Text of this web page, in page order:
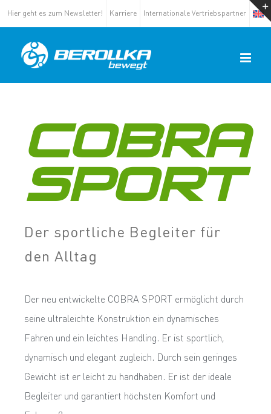
Hier geht es zum Newsletter! Karriere Internationale Vertriebspartner
COBRA
SPORT
Der sportliche Begleiter für
den Alltag
Der neu entwickelte COBRA SPORT ­ermöglicht durch
seine ultraleichte Konstruktion ein ­dynamisches
Fahren und ein leichtes Handling. Er ist sportlich,
dynamisch und elegant zugleich. Durch sein geringes
Gewicht ist er leicht zu handhaben. Er ist der ideale
Begleiter und ­garantiert höchsten Komfort und